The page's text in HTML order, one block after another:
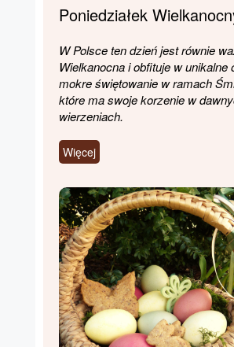
Poniedziałek
W Polsce ten dzień jest równie
Wielkanocna i obfituje w unikalne
mokre świętowanie w ramach
które ma swoje korzenie w
wierzeniach.
Więcej